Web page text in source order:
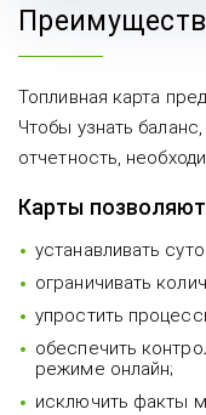
Топливная карта
Чтобы узнать
отчетность,
Карты
устанавливать
ограничивать
упростить
обеспечить
режиме онлайн;
исключить факты